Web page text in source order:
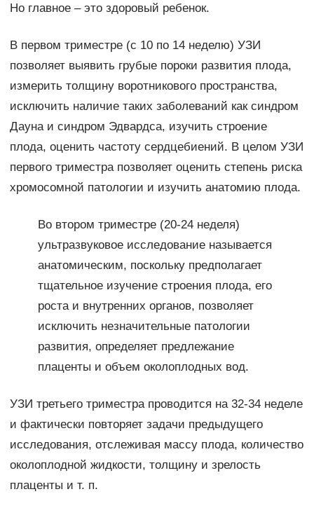
Но главное – это здоровый ребенок.
В первом триместре (с 10 по 14 неделю) УЗИ
позволяет выявить грубые пороки развития плода,
измерить толщину воротникового пространства,
исключить наличие таких заболеваний как синдром
Дауна и синдром Эдвардса, изучить строение
плода, оценить частоту сердцебиений. В целом УЗИ
первого триместра позволяет оценить степень риска
хромосомной патологии и изучить анатомию плода.
Во втором триместре (20-24 неделя)
ультразвуковое исследование называется
анатомическим, поскольку предполагает
тщательное изучение строения плода, его
роста и внутренних органов, позволяет
исключить незначительные патологии
развития, определяет предлежание
плаценты и объем околоплодных вод.
УЗИ третьего триместра проводится на 32-34 неделе
и фактически повторяет задачи предыдущего
исследования, отслеживая массу плода, количество
околоплодной жидкости, толщину и зрелость
плаценты и т. п.